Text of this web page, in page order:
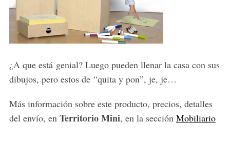
¿A que está genial? Luego pueden llenar la casa con sus
dibujos, pero estos de “quita y pon”, je, je…
Más información sobre este producto, precios, detalles
del envío, en Territorio Mini, en la sección Mobiliario